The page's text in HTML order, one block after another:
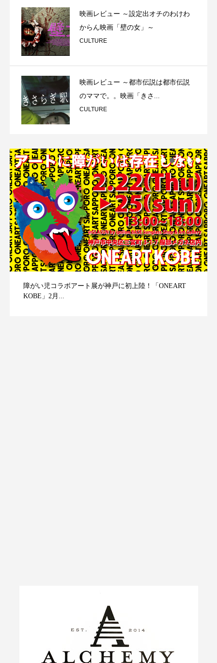
映画レビュー ～設定出オチのわけわ
からん映画「壁の女」～
CULTURE
映画レビュー ～都市伝説は都市伝説
のママで。。映画「きさ...
CULTURE
障がい児コラボアート展が神戸に初上陸！「ONEART
KOBE」2月...